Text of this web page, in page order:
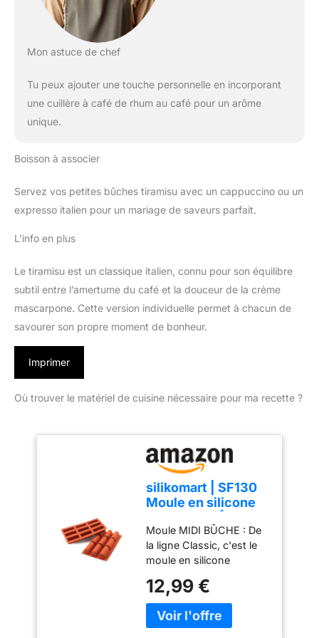
Mon astuce de chef
Tu peux ajouter une touche personnelle en incorporant
une cuillère à café de rhum au café pour un arôme
unique.
Boisson à associer
Servez vos petites bûches tiramisu avec un cappuccino ou un
expresso italien pour un mariage de saveurs parfait.
L’info en plus
Le tiramisu est un classique italien, connu pour son équilibre
subtil entre l’amertume du café et la douceur de la crème
mascarpone. Cette version individuelle permet à chacun de
savourer son propre moment de bonheur.
Imprimer
Où trouver le matériel de cuisine nécessaire pour ma recette ?
silikomart | SF130
Moule en silicone
Monoportions,
antiadhésif, 9
Monoportions, Lot
de 1 Moule à
gâteau, 84 x 32
mm, h 35 mm, Made
in Italy, Terre Cuite
Moule MIDI BÛCHE : De
la ligne Classic, c'est le
moule en silicone
unique qui stimule la
créativité en inspirant
toujours de nouvelles
12,99 €